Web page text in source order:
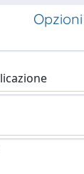
Opzioni